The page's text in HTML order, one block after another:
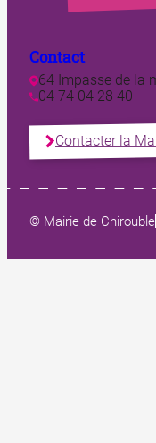
Contact
64 Impasse de la
04 74 04 28 40
Contacter la
© Mairie de